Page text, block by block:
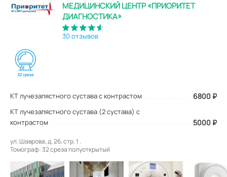
МЕДИЦИНСКИЙ ЦЕНТР «ПРИОРИТЕТ
ДИАГНОСТИКА»
30 отзывов
КТ лучезапястного сустава с контрастом 6800 ₽
КТ лучезапястного сустава (2 сустава) с
контрастом
5000 ₽
ул. Шаврова, д. 26, стр. 1 .
Томограф: 32 среза полуоткрытый